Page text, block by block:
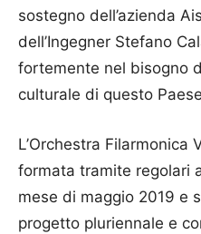
sostegno dell’azienda
dell’Ingegner Stefano
fortemente nel bisogno
culturale di questo
L’Orchestra Filarmonica
formata tramite regolari
mese di maggio 2019 e
progetto pluriennale e